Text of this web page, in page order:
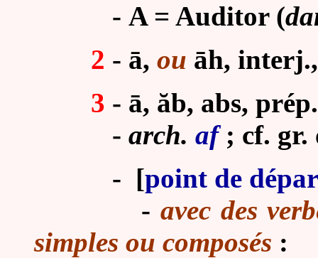
- A = Auditor (
2 - ā, ou āh,
3 - ā, ăb, abs,
- arch. af ; cf. gr.
- [point de
- avec des
simples ou composés :